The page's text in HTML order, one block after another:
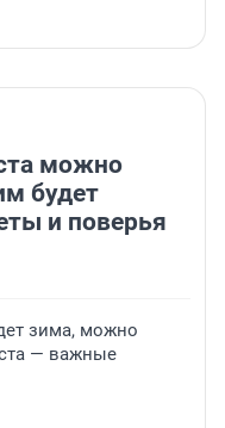
можно
будет
и поверья
зима, можно
— важные